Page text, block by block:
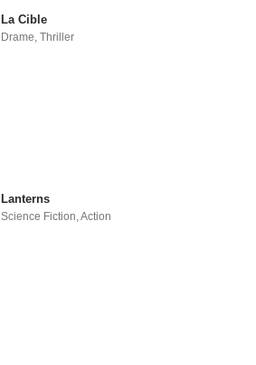
La Cible
Drame ,Thriller
Lanterns
Science Fiction,Action